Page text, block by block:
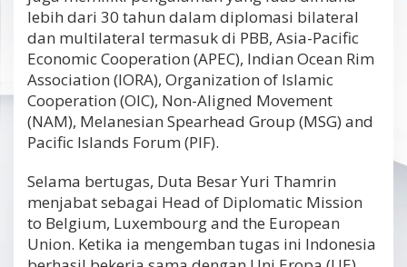
lebih dari 30 tahun dalam diplomasi bilateral
dan multilateral termasuk di PBB, Asia-Pacific
Economic Cooperation (APEC), Indian Ocean Rim
Association (IORA), Organization of Islamic
Cooperation (OIC), Non-Aligned Movement
(NAM), Melanesian Spearhead Group (MSG) and
Pacific Islands Forum (PIF).
Selama bertugas, Duta Besar Yuri Thamrin
menjabat sebagai Head of Diplomatic Mission
to Belgium, Luxembourg and the European
Union. Ketika ia mengemban tugas ini Indonesia